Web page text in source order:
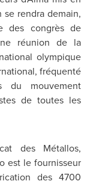
rendra demain,
des congrès de
réunion de la
olympique
fréquenté
du mouvement
de toutes les
des Métallos,
est le fournisseur
des 4700